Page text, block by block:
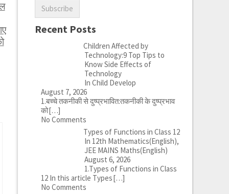
Recent Posts
Children Affected by
Technology:9 Top Tips to
Know Side Effects of
Technology
In Child Develop
August 7, 2026
1.बच्चे तकनीकी से दुष्प्रभावित:तकनीकी के दुष्प्रभाव
को[…]
No Comments
Types of Functions in Class 12
In 12th Mathematics(English),
JEE MAINS Maths(English)
August 6, 2026
1.Types of Functions in Class
12 In this article Types[…]
No Comments